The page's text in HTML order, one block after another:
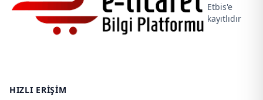
Etbis'e
kayıtlıdır
HIZLI ERIŞIM